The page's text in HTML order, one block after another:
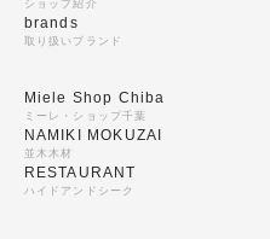
ショップ紹介
brands
取り扱いブランド
Miele Shop Chiba
ミーレ・ショップ千葉
NAMIKI MOKUZAI
並木木材
RESTAURANT
ハイドアンドシーク